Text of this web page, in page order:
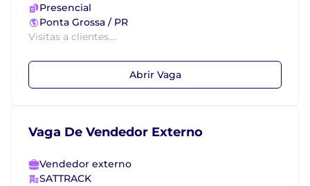
Presencial
Ponta Grossa / PR
Visitas a clientes....
Abrir Vaga
Vaga De Vendedor Externo
Vendedor externo
SATTRACK